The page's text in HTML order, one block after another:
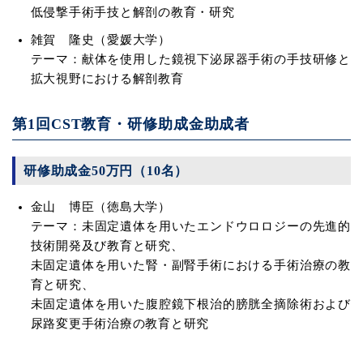
低侵撃手術手技と解剖の教育・研究
雑賀 隆史（愛媛大学）
テーマ：献体を使用した鏡視下泌尿器手術の手技研修と
拡大視野における解剖教育
第1回CST教育・研修助成金助成者
研修助成金50万円（10名）
金山 博臣（徳島大学）
テーマ：未固定遺体を用いたエンドウロロジーの先進的
技術開発及び教育と研究、
未固定遺体を用いた腎・副腎手術における手術治療の教
育と研究、
未固定遺体を用いた腹腔鏡下根治的膀胱全摘除術および
尿路変更手術治療の教育と研究